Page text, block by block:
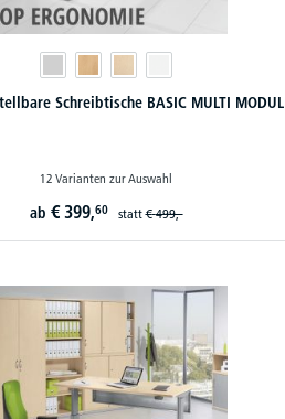
Schreibtische BASIC MULTI MODUL
12 Varianten zur Auswahl
ab € 399,60 statt€ 499,-